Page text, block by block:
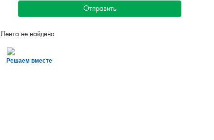
Отправить
Лента не найдена
Решаем вместе